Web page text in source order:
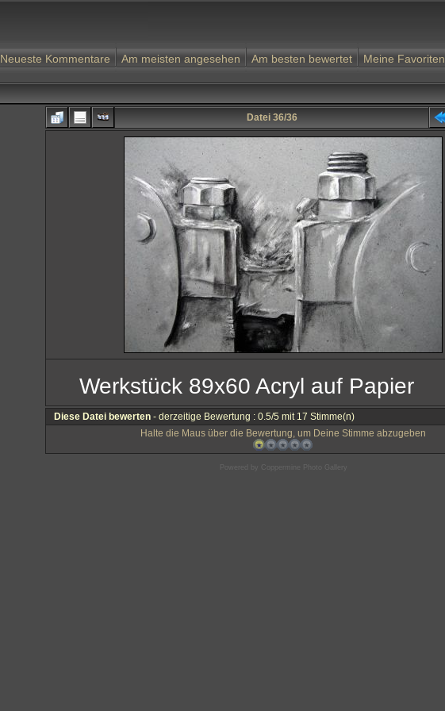
Neueste Kommentare Am meisten angesehen Am besten bewertet Meine Favoriten
Datei 36/36
Werkstück 89x60 Acryl auf Papier
Diese Datei bewerten - derzeitige Bewertung : 0.5/5 mit 17 Stimme(n)
Halte die Maus über die Bewertung, um Deine Stimme abzugeben